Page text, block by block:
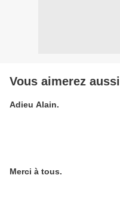
Vous aimerez aussi
Adieu Alain.
Merci à tous.